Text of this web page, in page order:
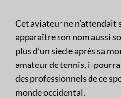
Cet aviateur ne n’attendait
apparaître son nom aussi
plus d’un siècle après sa
amateur de tennis, il
des professionnels de ce
monde occidental.